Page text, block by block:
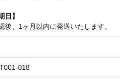
日】
後、1ヶ月以内に発送いたします。
018